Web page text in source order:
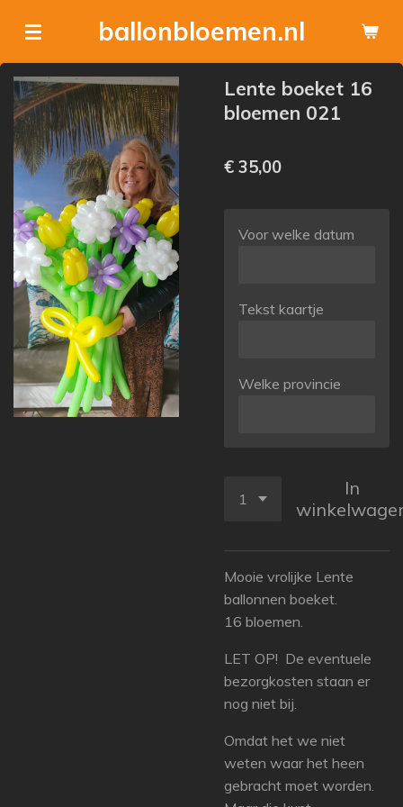
direct
naar
de
hoofdinhoud
ballonbloemen.nl
Lente boeket 16
bloemen 021
€ 35,00
Voor welke datum
Tekst kaartje
Welke provincie
In
Mooie vrolijke Lente
ballonnen boeket.
16 bloemen.
LET OP! De eventuele
bezorgkosten staan er
nog niet bij.
Omdat het we niet
weten waar het heen
gebracht moet worden.